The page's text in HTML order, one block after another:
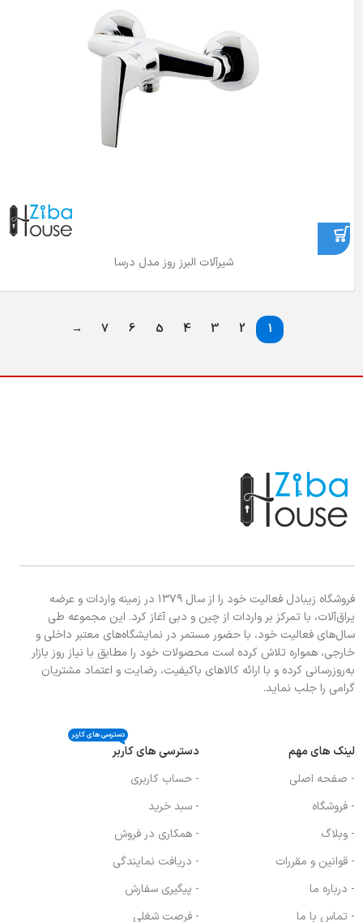
شیرآلات البرز روز مدل درسا
1
2
3
4
5
6
7
→
فروشگاه زیبادل فعالیت خود را از سال ۱۳۷۹ در زمینه واردات و عرضه
یراق‌آلات، با تمرکز بر واردات از چین و دبی آغاز کرد. این مجموعه طی
سال‌های فعالیت خود، با حضور مستمر در نمایشگاه‌های معتبر داخلی و
خارجی، همواره تلاش کرده است محصولات خود را مطابق با نیاز روز بازار
به‌روزرسانی کرده و با ارائه کالاهای باکیفیت، رضایت و اعتماد مشتریان
گرامی را جلب نماید.
لینک های مهم
- صفحه اصلی
- فروشگاه
- وبلاگ
- قوانین و مقررات
- درباره ما
- تماس با ما
دسترسی های کاربر
دسترسی های کاربر
- حساب کاربری
- سبد خرید
- همکاری در فروش
- دریافت نمایندگی
- پیگیری سفارش
- فرصت شغلی